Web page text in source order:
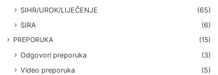
SIHR/UROK/LIJEČENJE
(65)
SIRA
(6)
PREPORUKA (15)
Odgovori preporuka
(3)
Video preporuka
(5)